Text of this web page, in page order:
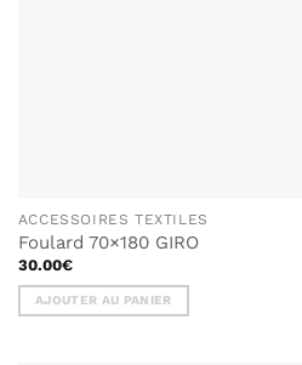
ACCESSOIRES TEXTILES
Foulard 70×180 GIRO
30.00€
AJOUTER AU PANIER